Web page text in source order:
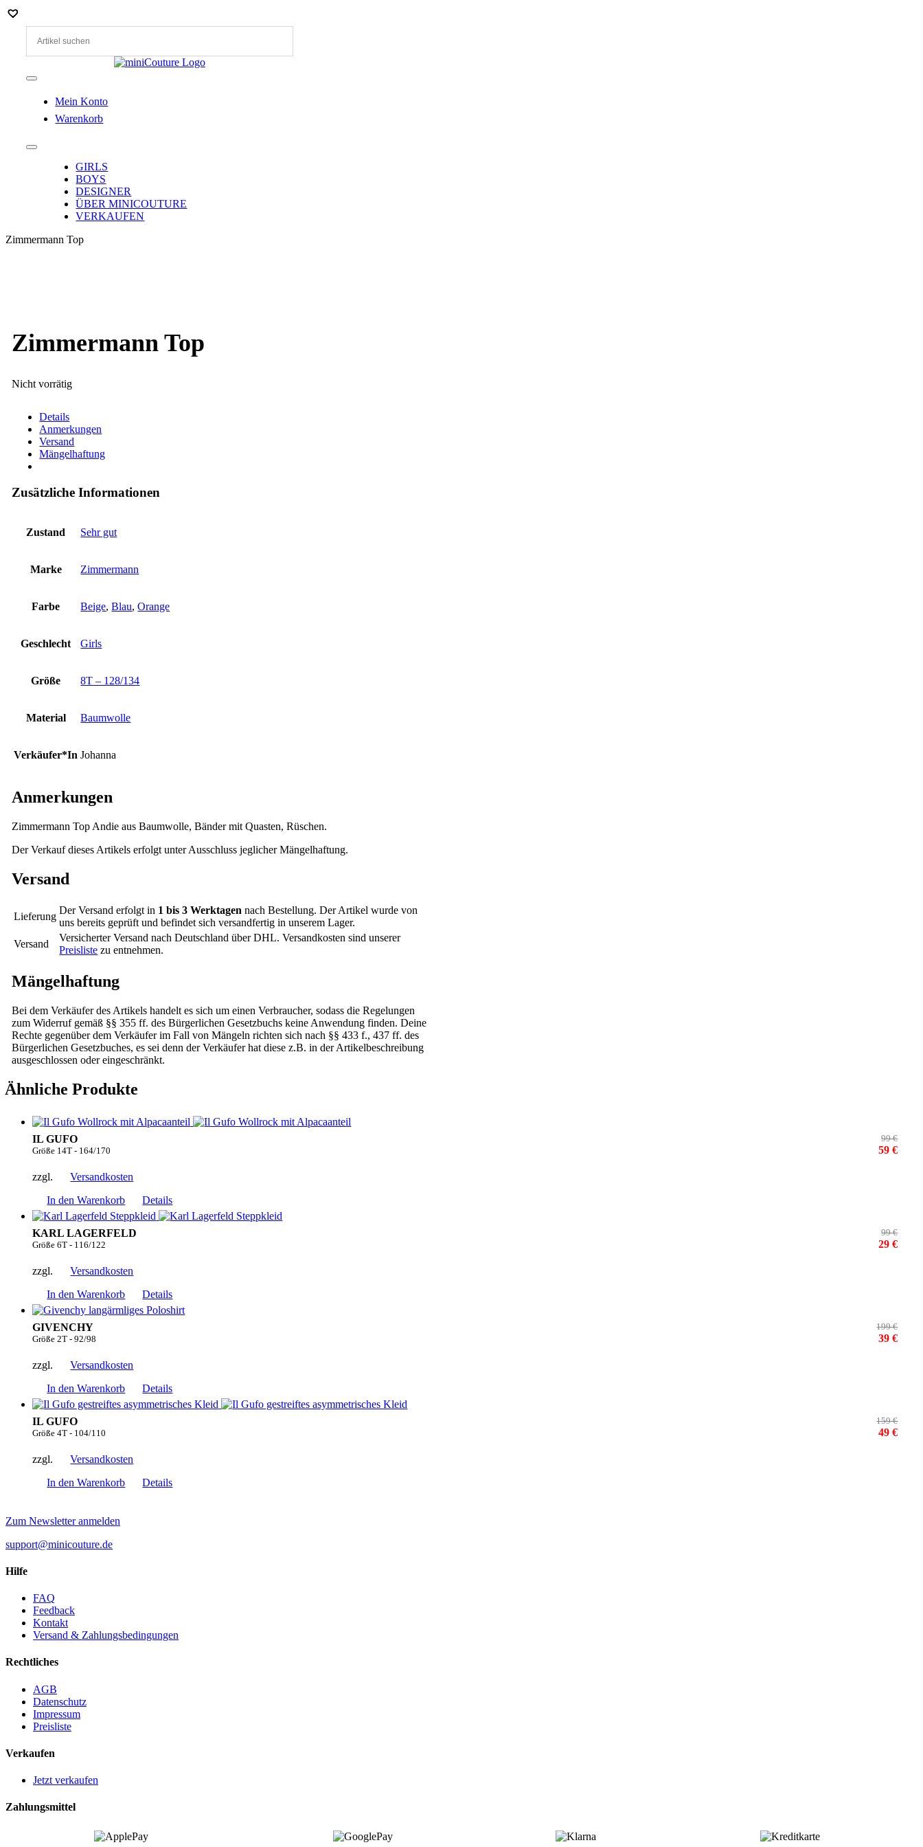
Zum
springen
Toggle
Mein Konto
Warenkorb
Toggle
GIRLS
BOYS
DESIGNER
ÜBER MINICOUTURE
VERKAUFEN
Zimmermann Top
Zimmermann Top
Nicht vorrätig
Details
Anmerkungen
Versand
Mängelhaftung
Zusätzliche Informationen
Zustand Sehr gut
Marke Zimmermann
Farbe Beige,Blau,Orange
Geschlecht Girls
Größe 8T – 128/134
Material Baumwolle
Verkäufer*In Johanna
Anmerkungen
Zimmermann Top Andie aus Baumwolle, Bänder mit Quasten, Rüschen.
Der Verkauf dieses Artikels erfolgt unter Ausschluss jeglicher Mängelhaftung.
Versand
Lieferung
Der Versand erfolgt in 1 bis 3 Werktagen nach Bestellung. Der Artikel wurde von
uns bereits geprüft und befindet sich versandfertig in unserem Lager.
Versand
Versicherter Versand nach Deutschland über DHL. Versandkosten sind unserer
Preisliste zu entnehmen.
Mängelhaftung
Bei dem Verkäufer des Artikels handelt es sich um einen Verbraucher, sodass die Regelungen
zum Widerruf gemäß §§ 355 ff. des Bürgerlichen Gesetzbuchs keine Anwendung finden. Deine
Rechte gegenüber dem Verkäufer im Fall von Mängeln richten sich nach §§ 433 f., 437 ff. des
Bürgerlichen Gesetzbuches, es sei denn der Verkäufer hat diese z.B. in der Artikelbeschreibung
ausgeschlossen oder eingeschränkt.
Ähnliche Produkte
IL GUFO
Größe 14T - 164/170
99 €
59 €
zzgl.
Versandkosten
In den Warenkorb
Details
KARL LAGERFELD
Größe 6T - 116/122
99 €
29 €
zzgl.
Versandkosten
In den Warenkorb
Details
GIVENCHY
Größe 2T - 92/98
199 €
39 €
zzgl.
Versandkosten
In den Warenkorb
Details
IL GUFO
Größe 4T - 104/110
159 €
49 €
zzgl.
Versandkosten
In den Warenkorb
Details
Zum Newsletter anmelden
support@minicouture.de
Hilfe
FAQ
Feedback
Kontakt
Versand & Zahlungsbedingungen
Rechtliches
AGB
Datenschutz
Impressum
Preisliste
Verkaufen
Jetzt verkaufen
Zahlungsmittel